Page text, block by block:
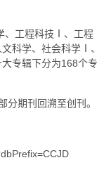
、工程科技Ⅰ、工程
科学、社会科学Ⅰ、
专辑下分为168个专
分期刊回溯至创刊。